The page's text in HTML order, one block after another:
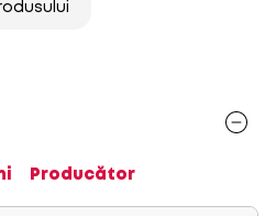
Producător